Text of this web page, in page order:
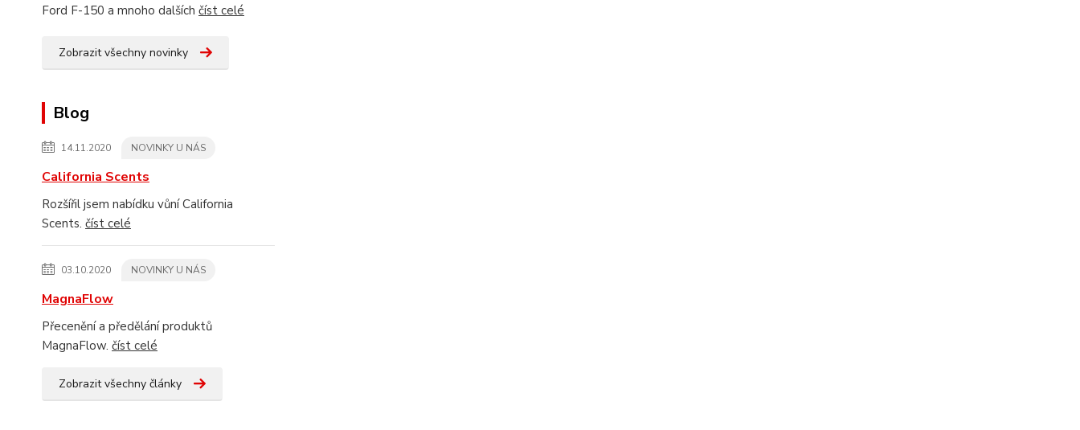
Ford F-150 a mnoho dalších číst celé
Zobrazit všechny novinky
Blog
14.11.2020 NOVINKY U NÁS
California Scents
Rozšířil jsem nabídku vůní California
Scents. číst celé
03.10.2020 NOVINKY U NÁS
MagnaFlow
Přecenění a předělání produktů
MagnaFlow. číst celé
Zobrazit všechny články